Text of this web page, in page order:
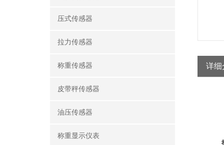
压式传感器
拉力传感器
称重传感器
皮带秤传感器
油压传感器
称重显示仪表
详细